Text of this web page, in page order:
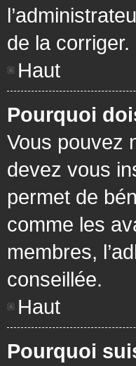
de la corriger.
Haut
Pourquoi
Vous pouvez
devez vous
permet de
comme les
membres,
conseillée.
Haut
Pourquoi